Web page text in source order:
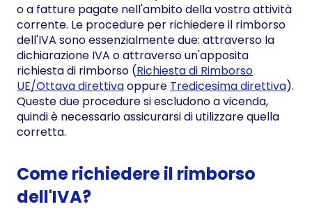
o a fatture pagate nell'ambito della vostra attività
corrente. Le procedure per richiedere il rimborso
dell'IVA sono essenzialmente due: attraverso la
dichiarazione IVA o attraverso un'apposita
richiesta di rimborso (Richiesta di Rimborso
UE/Ottava direttivaoppure Tredicesima direttiva).
Queste due procedure si escludono a vicenda,
quindi è necessario assicurarsi di utilizzare quella
corretta.
Come richiedere il rimborso
dell'IVA?